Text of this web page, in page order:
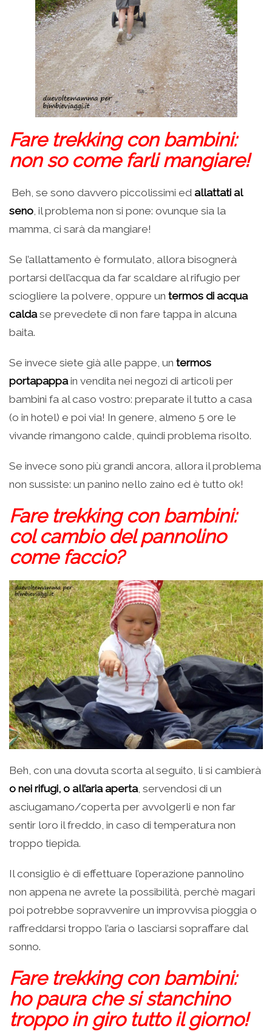
Fare trekking con bambini:
non so come farli mangiare!
Beh, se sono davvero piccolissimi ed allattati al
seno , il problema non si pone: ovunque sia la
mamma, ci sarà da mangiare!
Se l’allattamento è formulato, allora bisognerà
portarsi dell’acqua da far scaldare al rifugio per
sciogliere la polvere, oppure un termos di acqua
calda se prevedete di non fare tappa in alcuna
baita.
Se invece siete già alle pappe, un termos
portapappa in vendita nei negozi di articoli per
bambini fa al caso vostro: preparate il tutto a casa
(o in hotel) e poi via! In genere, almeno 5 ore le
vivande rimangono calde, quindi problema risolto.
Se invece sono più grandi ancora, allora il problema
non sussiste: un panino nello zaino ed è tutto ok!
Fare trekking con bambini:
col cambio del pannolino
come faccio?
Beh, con una dovuta scorta al seguito, li si cambierà
o nei rifugi, o all’aria aperta, servendosi di un
asciugamano/coperta per avvolgerli e non far
sentir loro il freddo, in caso di temperatura non
troppo tiepida.
Il consiglio è di effettuare l’operazione pannolino
non appena ne avrete la possibilità, perchè magari
poi potrebbe sopravvenire un improvvisa pioggia o
raffreddarsi troppo l’aria o lasciarsi sopraffare dal
sonno.
Fare trekking con bambini:
ho paura che si stanchino
troppo in giro tutto il giorno!